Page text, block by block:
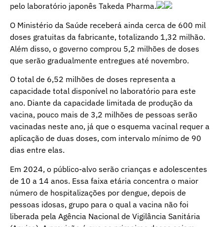
pelo laboratório japonês Takeda Pharma.
O Ministério da Saúde receberá ainda cerca de 600 mil
doses gratuitas da fabricante, totalizando 1,32 milhão.
Além disso, o governo comprou 5,2 milhões de doses
que serão gradualmente entregues até novembro.
O total de 6,52 milhões de doses representa a
capacidade total disponível no laboratório para este
ano. Diante da capacidade limitada de produção da
vacina, pouco mais de 3,2 milhões de pessoas serão
vacinadas neste ano, já que o esquema vacinal requer a
aplicação de duas doses, com intervalo mínimo de 90
dias entre elas.
Em 2024, o público-alvo serão crianças e adolescentes
de 10 a 14 anos. Essa faixa etária concentra o maior
número de hospitalizações por dengue, depois de
pessoas idosas, grupo para o qual a vacina não foi
liberada pela Agência Nacional de Vigilância Sanitária